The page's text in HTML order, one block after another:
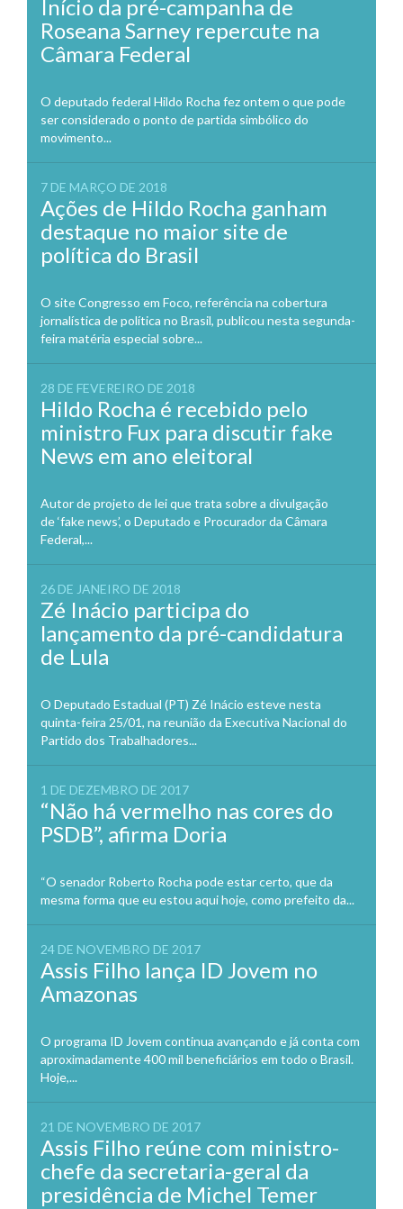
Início da pré-campanha de
Roseana Sarney repercute na
Câmara Federal
O deputado federal Hildo Rocha fez ontem o que pode
ser considerado o ponto de partida simbólico do
movimento...
7 DE MARÇO DE 2018
Ações de Hildo Rocha ganham
destaque no maior site de
política do Brasil
O site Congresso em Foco, referência na cobertura
jornalística de política no Brasil, publicou nesta segunda-
feira matéria especial sobre...
28 DE FEVEREIRO DE 2018
Hildo Rocha é recebido pelo
ministro Fux para discutir fake
News em ano eleitoral
Autor de projeto de lei que trata sobre a divulgação
de ‘fake news’, o Deputado e Procurador da Câmara
Federal,...
26 DE JANEIRO DE 2018
Zé Inácio participa do
lançamento da pré-candidatura
de Lula
O Deputado Estadual (PT) Zé Inácio esteve nesta
quinta-feira 25/01, na reunião da Executiva Nacional do
Partido dos Trabalhadores...
1 DE DEZEMBRO DE 2017
“Não há vermelho nas cores do
PSDB”, afirma Doria
“O senador Roberto Rocha pode estar certo, que da
mesma forma que eu estou aqui hoje, como prefeito da...
24 DE NOVEMBRO DE 2017
Assis Filho lança ID Jovem no
Amazonas
O programa ID Jovem continua avançando e já conta com
aproximadamente 400 mil beneficiários em todo o Brasil.
Hoje,...
21 DE NOVEMBRO DE 2017
Assis Filho reúne com ministro-
chefe da secretaria-geral da
presidência de Michel Temer